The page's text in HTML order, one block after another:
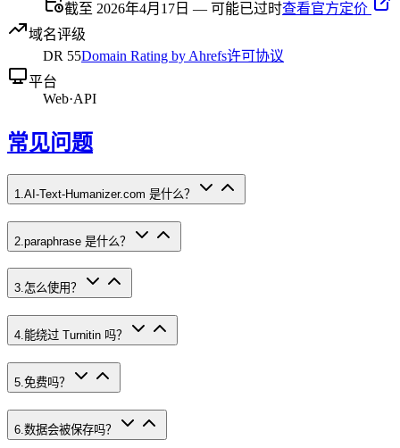
截至 2026年4月17日 — 可能已过时查看官方定价
域名评级
DR 55Domain Rating by Ahrefs许可协议
平台
Web·API
常见问题
1 AI-Text-Humanizer.com 是什么？
2 paraphrase 是什么？
3.怎么使用？
4.能绕过 Turnitin 吗？
5 免费吗？
6 数据会被保存吗？